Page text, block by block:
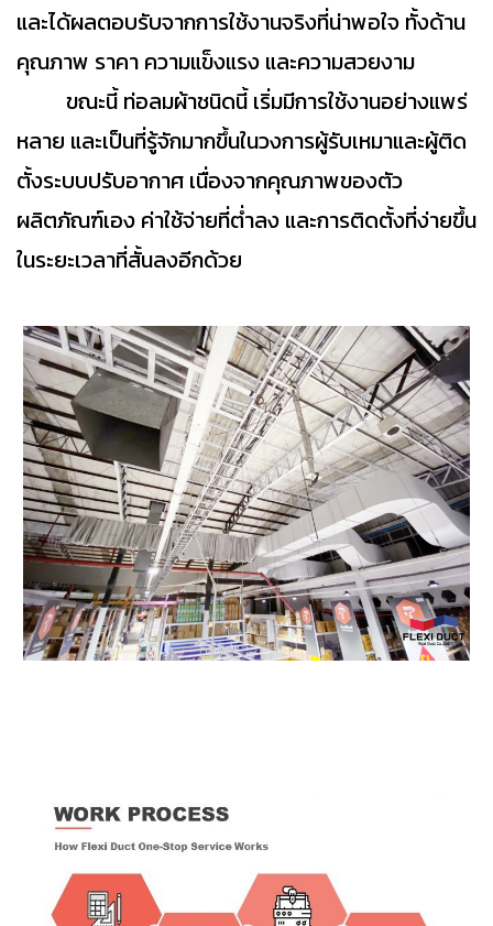
และได้ผลตอบรับจากการใช้งานจริงที่น่าพอใจ ทั้งด้าน
คุณภาพ ราคา ความแข็งแรง และความสวยงาม
ขณะนี้ ท่อลมผ้าชนิดนี้ เริ่มมีการใช้งานอย่างแพร่
หลาย และเป็นที่รู้จักมากขึ้นในวงการผู้รับเหมาและผู้ติด
ตั้งระบบปรับอากาศ เนื่องจากคุณภาพของตัว
ผลิตภัณฑ์เอง ค่าใช้จ่ายที่ต่ำลง และการติดตั้งที่ง่ายขึ้น
ในระยะเวลาที่สั้นลงอีกด้วย